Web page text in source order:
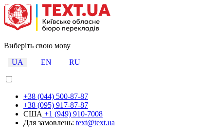
Виберіть свою мову
UA
EN RU
+38 (044) 500-87-87
+38 (095) 917-87-87
США +1 (949) 910-7008
Для замовлень: text@text.ua